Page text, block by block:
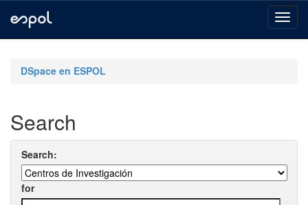
navigationDSpace en ESPOL
Search
Search:
for